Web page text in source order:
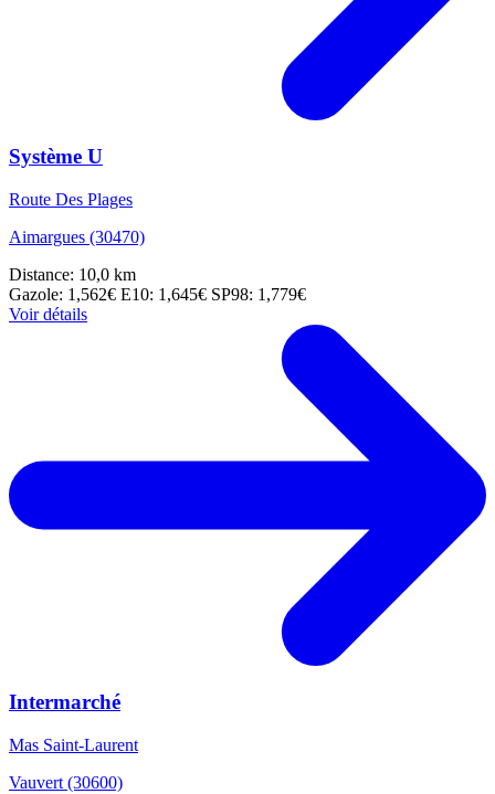
Système U
Route Des Plages
Aimargues (30470)
Distance: 10,0 km
Gazole: 1,562€ E10: 1,645€ SP98: 1,779€
Voir détails
Intermarché
Mas Saint-Laurent
Vauvert (30600)